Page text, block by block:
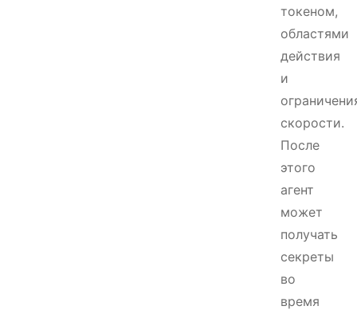
токеном,
областями
действия
и
скорости.
После
этого
агент
может
получать
секреты
во
время